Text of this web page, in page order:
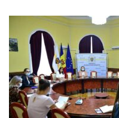
Orarul
audienței
Managementul
instituției